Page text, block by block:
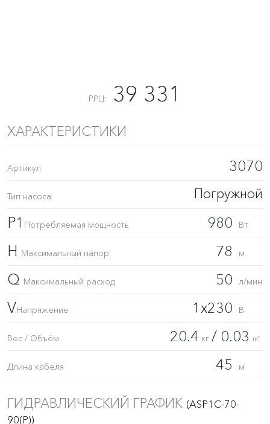
РРЦ: 39 331
ХАРАКТЕРИСТИКИ
Артикул 3070
Тип насоса Погружной
P1 Потребляемая мощность 980 Вт
H Максимальный напор 78 м
Q Максимальный расход 50 л/мин
VНапряжение 1x230 В
Вес / Объём 20.4 кг / 0.03 ㎥
Длина кабеля 45 м
ГИДРАВЛИЧЕСКИЙ ГРАФИК (ASP1С-70-
90(P))